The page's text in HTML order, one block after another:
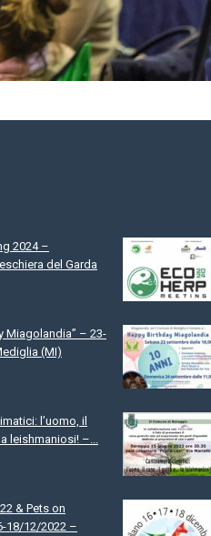
2024 –
del Garda
Miagolandia” – 23-
(MI)
l’uomo, il
leishmaniosi! –...
& Pets on
18/12/2022 –